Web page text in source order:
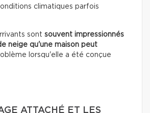
climatiques parfois
sont souvent impressionnés
neige qu'une maison peut
lorsqu'elle a été conçue
ATTACHÉ ET LES